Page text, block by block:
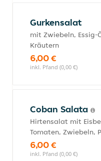
Gurkensalat
mit Zwiebeln, Essig-
Kräutern
6,00 €
inkl. Pfand (0,00 €)
Coban Salata
Hirtensalat mit
Tomaten, Zwiebeln,
6,00 €
inkl. Pfand (0,00 €)